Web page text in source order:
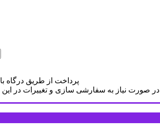
پرداخت از طریق درگاه
در صورت نیاز به سفارشی سازی و تغییرات در این